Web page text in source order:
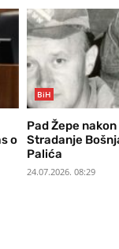
o
BiH
Pad Žepe
Stradanje
Palića
24.07.2026. 08:29